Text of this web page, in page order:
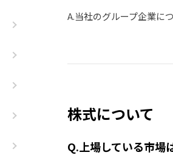
A.当社のグループ企業につ
株式について
Q.上場している市場